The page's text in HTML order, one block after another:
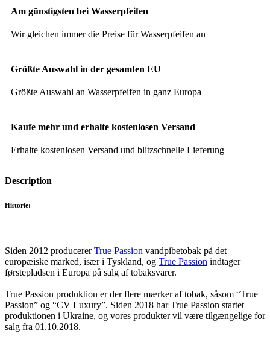
Am günstigsten bei Wasserpfeifen
Wir gleichen immer die Preise für Wasserpfeifen an
Größte Auswahl in der gesamten EU
Größte Auswahl an Wasserpfeifen in ganz Europa
Kaufe mehr und erhalte kostenlosen Versand
Erhalte kostenlosen Versand und blitzschnelle Lieferung
Description
Historie:
Siden 2012 producererTrue Passion vandpibetobak på det
europæiske marked, især i Tyskland, og True Passion indtager
førstepladsen i Europa på salg af tobaksvarer.
True Passion produktion er der flere mærker af tobak, såsom “True
Passion” og “CV Luxury”. Siden 2018 har True Passion startet
produktionen i Ukraine, og vores produkter vil være tilgængelige for
salg fra 01.10.2018.